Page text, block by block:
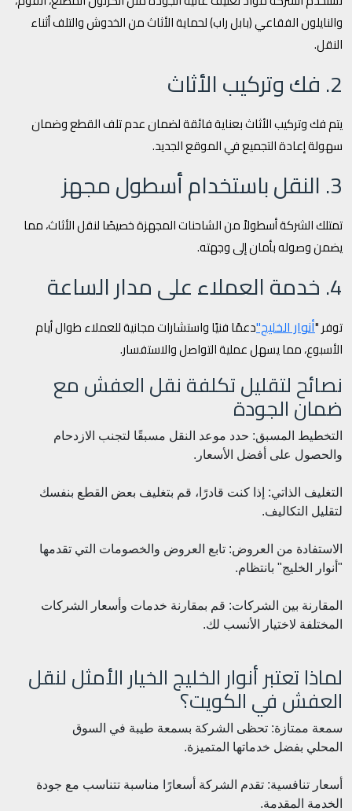
والنايلون الفقاعي (بابل راب) لحماية الأثاث من الخدوش والتلف أثناء
النقل.
2. فك وتركيب الأثاث
يتم فك وتركيب الأثاث بعناية فائقة لضمان عدم تلف القطع وضمان
سهولة إعادة التجميع في الموقع الجديد.
3. النقل باستخدام أسطول مجهز
تمتلك الشركة أسطولاً من الشاحنات المجهزة خصيصًا لنقل الأثاث، مما
يضمن وصوله بأمان إلى وجهته.
4. خدمة العملاء على مدار الساعة
توفر "أنوار الخليج"دعمًا فنيًا واستشارات مجانية للعملاء طوال أيام
الأسبوع، مما يسهل عملية التواصل والاستفسار.
نصائح لتقليل تكلفة نقل العفش مع
ضمان الجودة
التخطيط المسبق: حدد موعد النقل مسبقًا لتجنب الازدحام
والحصول على أفضل الأسعار.
التغليف الذاتي: إذا كنت قادرًا، قم بتغليف بعض القطع بنفسك
لتقليل التكاليف.
الاستفادة من العروض: تابع العروض والخصومات التي تقدمها
"أنوار الخليج" بانتظام.
المقارنة بين الشركات: قم بمقارنة خدمات وأسعار الشركات
المختلفة لاختيار الأنسب لك.
لماذا تعتبر أنوار الخليج الخيار الأمثل لنقل
العفش في الكويت؟
سمعة ممتازة: تحظى الشركة بسمعة طيبة في السوق
المحلي بفضل خدماتها المتميزة.
أسعار تنافسية: تقدم الشركة أسعارًا مناسبة تتناسب مع جودة
الخدمة المقدمة.